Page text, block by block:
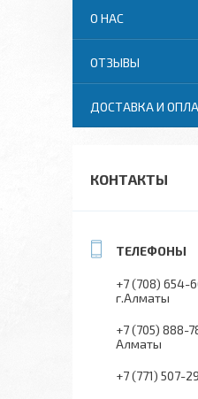
О НАС
ОТЗЫВЫ
ДОСТАВКА И
КОНТАКТЫ
+7 (708) 654-
г.Алматы
+7 (705) 888-
Алматы
+7 (771) 507-